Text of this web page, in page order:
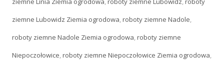
ziemne Lubowidz Ziemia ogrodowa,roboty ziemne Nadole,
roboty ziemne Nadole Ziemia ogrodowa,roboty ziemne
Niepoczołowice,roboty ziemne Niepoczołowice Ziemia ogrodowa,